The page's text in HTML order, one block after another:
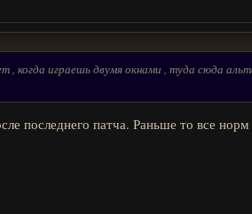
, когда играешь двумя окнами , туда сюда
последнего патча. Раньше то все